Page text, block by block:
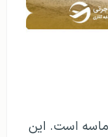
است. این